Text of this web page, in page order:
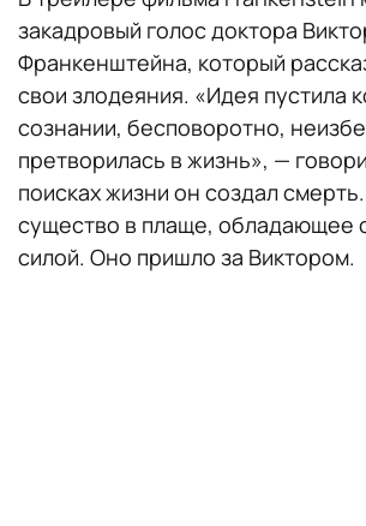
закадровый голос доктора
Франкенштейна, который
свои злодеяния. «Идея пустила
сознании, бесповоротно,
претворилась в жизнь», —
поисках жизни он создал
существо в плаще, обладающее
силой. Оно пришло за Виктором.